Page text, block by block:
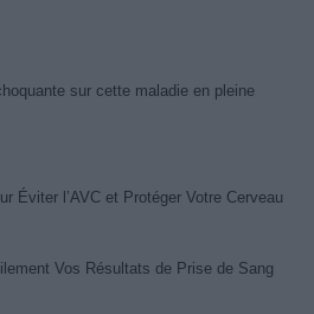
sur cette maladie en pleine
Éviter l’AVC et Protéger Votre Cerveau
Vos Résultats de Prise de Sang